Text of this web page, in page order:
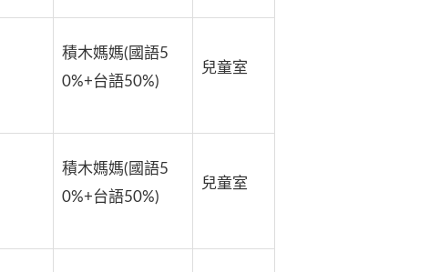
積木媽媽(國語5
0%+台語50%)
兒童室
積木媽媽(國語5
0%+台語50%)
兒童室